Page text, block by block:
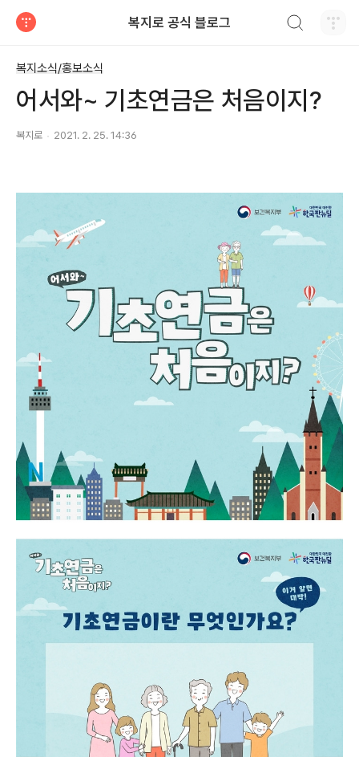
복지로 공식 블로그
복지소식/홍보소식
어서와~ 기초연금은 처음이지?
복지로 2021. 2. 25. 14:36